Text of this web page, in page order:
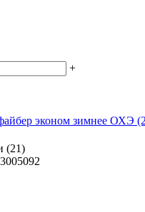
+
эконом зимнее ОХЭ
(21)